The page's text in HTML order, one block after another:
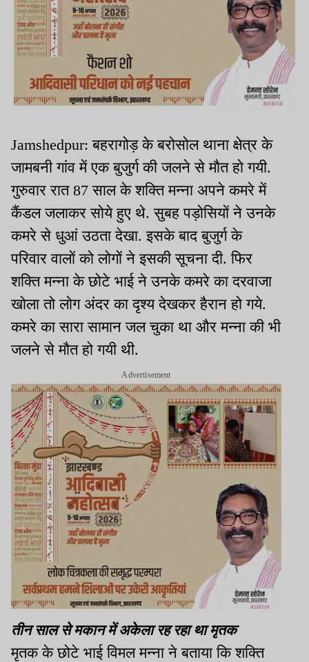
Jamshedpur: बहरागोड़ के बरोसोल थाना क्षेत्र के
जामबनी गांव में एक बुजुर्ग की जलने से मौत हो गयी.
गुरुवार रात 87 साल के शक्ति मन्ना अपने कमरे में
कैंडल जलाकर सोये हुए थे. सुबह पड़ोसियों ने उनके
कमरे से धुआं उठता देखा. इसके बाद बुजुर्ग के
परिवार वालों को लोगों ने इसकी सूचना दी. फिर
शक्ति मन्ना के छोटे भाई ने उनके कमरे का दरवाजा
खोला तो लोग अंदर का दृश्य देखकर हैरान हो गये.
कमरे का सारा सामान जल चुका था और मन्ना की भी
जलने से मौत हो गयी थी.
Advertisement
तीन साल से मकान में अकेला रह रहा था मृतक
मृतक के छोटे भाई विमल मन्ना ने बताया कि शक्ति